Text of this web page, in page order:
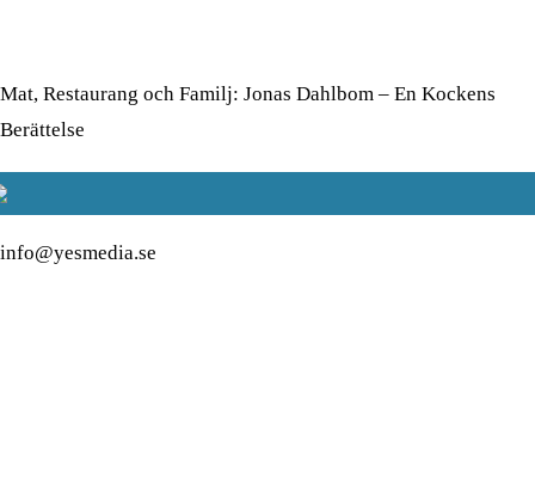
Mat, Restaurang och Familj: Jonas Dahlbom – En Kockens
Berättelse
info@yesmedia.se